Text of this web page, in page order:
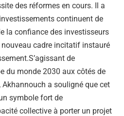
des réformes en cours. Il a
continuent de
la confiance des investisseurs
cadre incitatif instauré
de
du monde 2030 aux côtés de
Akhannouch a souligné que cet
symbole fort de
collective à porter un projet